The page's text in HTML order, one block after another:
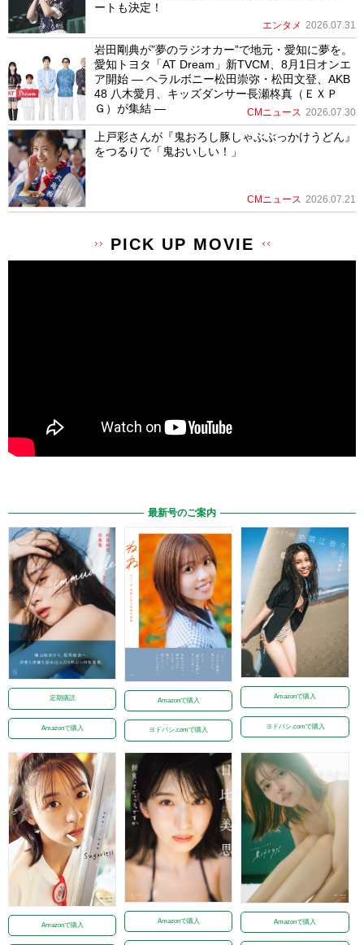
ートも決定！
エンタメ 2026.07.31
岩田剛典が”夢のラジオカー”で地元・愛知に夢を。
愛知トヨタ「AT Dream」新TVCM、8月1日オンエ
ア開始 ― ヘラルボニー松田崇弥・松田文登、AKB
48 八木愛月、キッズダンサー長瀬柊真（ＥＸＰ
Ｇ）が集結 ―
CMニュース 2026.07.30
上戸彩さんが『鬼おろし豚しゃぶぶっかけうどん』
をつるりで「鬼おいしい！」
CMニュース 2026.07.21
PICK UP MOVIE
最新号のご案内
定期購読
Amazonで購入
Amazonで購入
ヨドバシ.comで購入
Amazonで購入
ヨドバシ.comで購入
Amazonで購入
Amazonで購入 Amazonで購入